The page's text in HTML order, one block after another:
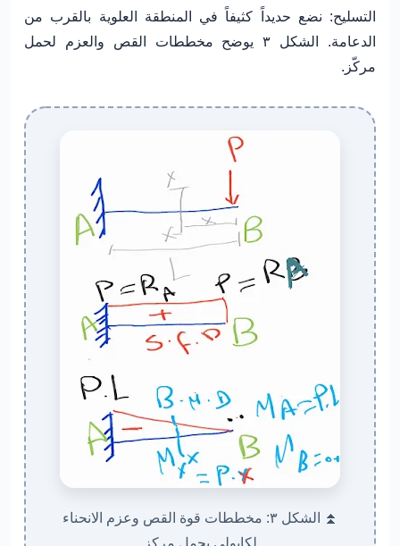
التسليح: نضع حديداً كثيفاً في المنطقة العلوية بالقرب من
الدعامة. الشكل ٣ يوضح مخططات القص والعزم لحمل
مركّز.
⏫ الشكل ٣: مخططات قوة القص وعزم الانحناء
لكابولي بحمل مركز